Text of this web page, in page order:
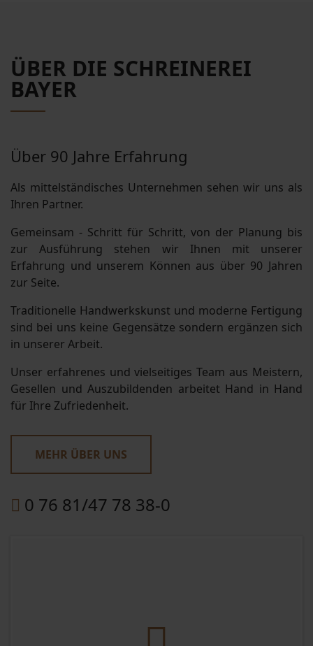
ÜBER DIE SCHREINEREI
BAYER
Über 90 Jahre Erfahrung
Als mittelständisches Unternehmen sehen wir uns als
Ihren Partner.
Gemeinsam - Schritt für Schritt, von der Planung bis
zur Ausführung stehen wir Ihnen mit unserer
Erfahrung und unserem Können aus über 90 Jahren
zur Seite.
Traditionelle Handwerkskunst und moderne Fertigung
sind bei uns keine Gegensätze sondern ergänzen sich
in unserer Arbeit.
Unser erfahrenes und vielseitiges Team aus Meistern,
Gesellen und Auszubildenden arbeitet Hand in Hand
für Ihre Zufriedenheit.
MEHR ÜBER UNS
0 76 81/47 78 38-0